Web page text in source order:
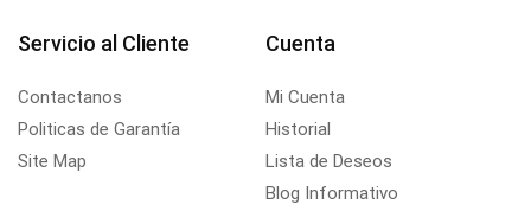
Servicio al Cliente
Contactanos
Politicas de Garantía
Site Map
Cuenta
Mi Cuenta
Historial
Lista de Deseos
Blog Informativo